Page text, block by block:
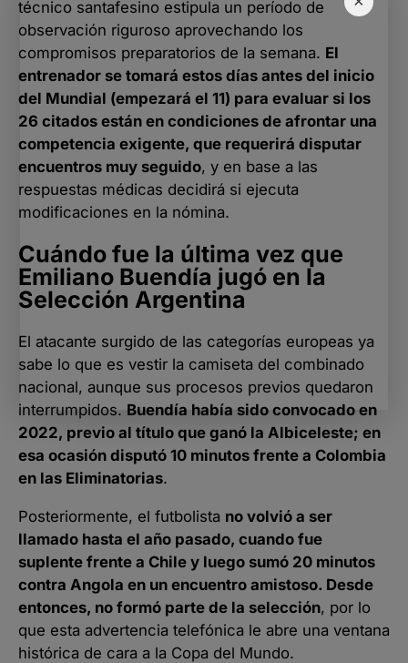
técnico santafesino estipula un período de
observación riguroso aprovechando los
compromisos preparatorios de la semana. El
entrenador se tomará estos días antes del inicio
del Mundial (empezará el 11) para evaluar si los
26 citados están en condiciones de afrontar una
competencia exigente, que requerirá disputar
encuentros muy seguido, y en base a las
respuestas médicas decidirá si ejecuta
modificaciones en la nómina.
Cuándo fue la última vez que
Emiliano Buendía jugó en la
Selección Argentina
El atacante surgido de las categorías europeas ya
sabe lo que es vestir la camiseta del combinado
nacional, aunque sus procesos previos quedaron
interrumpidos. Buendía había sido convocado en
2022, previo al título que ganó la Albiceleste; en
esa ocasión disputó 10 minutos frente a Colombia
en las Eliminatorias.
Posteriormente, el futbolista no volvió a ser
llamado hasta el año pasado, cuando fue
suplente frente a Chile y luego sumó 20 minutos
contra Angola en un encuentro amistoso. Desde
entonces, no formó parte de la selección, por lo
que esta advertencia telefónica le abre una ventana
histórica de cara a la Copa del Mundo.